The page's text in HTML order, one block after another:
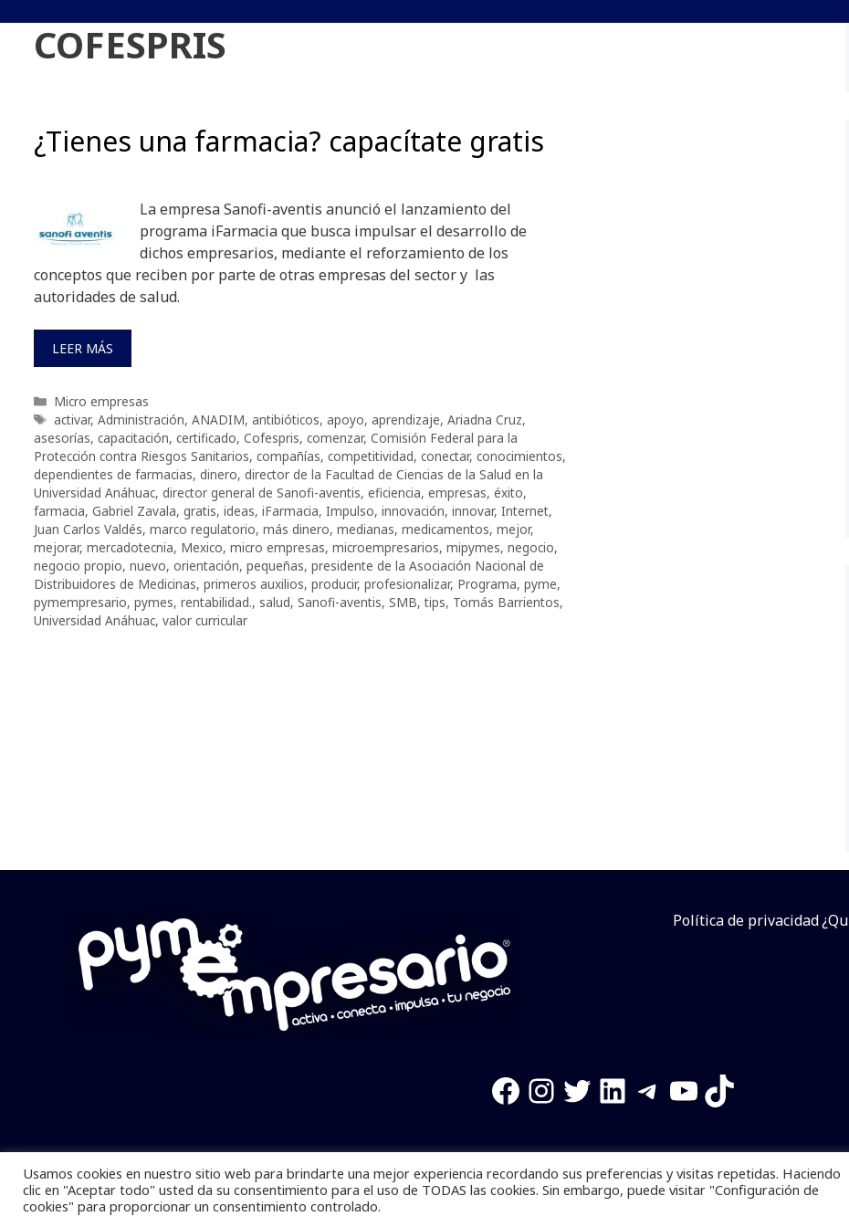
COFESPRIS
¿Tienes una farmacia? capacítate gratis
La empresa Sanofi-aventis anunció el lanzamiento del
programa iFarmacia que busca impulsar el desarrollo de
dichos empresarios, mediante el reforzamiento de los
conceptos que reciben por parte de otras empresas del sector y las
autoridades de salud.
LEER MÁS
Categorías
Micro empresas
Etiquetas
activar, Administración, ANADIM, antibióticos, apoyo, aprendizaje, Ariadna Cruz,
asesorí­as, capacitación, certificado, Cofespris, comenzar, Comisión Federal para la
Protección contra Riesgos Sanitarios, compañías, competitividad, conectar, conocimientos,
dependientes de farmacias, dinero, director de la Facultad de Ciencias de la Salud en la
Universidad Anáhuac, director general de Sanofi-aventis, eficiencia, empresas, éxito,
farmacia, Gabriel Zavala, gratis, ideas, iFarmacia, Impulso, innovación, innovar, Internet,
Juan Carlos Valdés, marco regulatorio, más dinero, medianas, medicamentos, mejor,
mejorar, mercadotecnia, Mexico, micro empresas, microempresarios, mipymes, negocio,
negocio propio, nuevo, orientación, pequeñas, presidente de la Asociación Nacional de
Distribuidores de Medicinas, primeros auxilios, producir, profesionalizar, Programa, pyme,
pymempresario, pymes, rentabilidad., salud, Sanofi-aventis, SMB,tips, Tomás Barrientos,
Universidad Anáhuac, valor curricular
Política de privacidad
Facebook
Instagram
Twitter
LinkedIn
Telegram
YouTube
TikTok
Pymempresario © 2025 Todos los derechos reservados. Se prohibe el uso de la información total o
Desarrollado poryalla ya!
Usamos cookies en nuestro sitio web para brindarte una mejor experiencia recordando sus preferencias y visitas repetidas. Haciendo
clic en "Aceptar todo" usted da su consentimiento para el uso de TODAS las cookies. Sin embargo, puede visitar "Configuración de
cookies" para proporcionar un consentimiento controlado.